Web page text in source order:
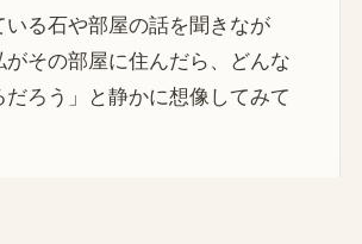
る石や部屋の話を聞きなが
がその部屋に住んだら、どんな
ろう」と静かに想像してみて